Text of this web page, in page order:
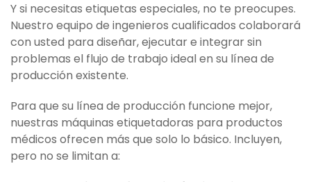
Y si necesitas etiquetas especiales, no te preocupes.
Nuestro equipo de ingenieros cualificados colaborará
con usted para diseñar, ejecutar e integrar sin
problemas el flujo de trabajo ideal en su línea de
producción existente.
Para que su línea de producción funcione mejor,
nuestras máquinas etiquetadoras para productos
médicos ofrecen más que solo lo básico. Incluyen,
pero no se limitan a: